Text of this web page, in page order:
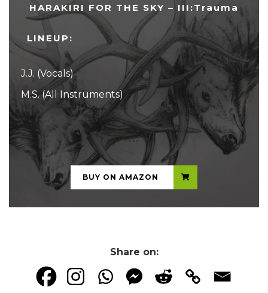
HARAKIRI FOR THE SKY – III:Trauma
LINEUP:
J.J. (Vocals)
M.S. (All Instruments)
...
BUY ON AMAZON
Share on: